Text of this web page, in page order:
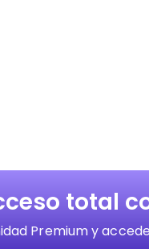
total
Premium y